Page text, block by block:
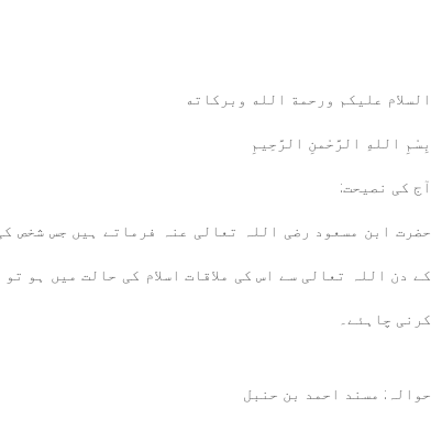
السلام عليكم ورحمة الله وبركاته
بِسْمِ اللهِ الرَّحْمنِ الرَّحِيمِ
آج کی نصیحت:
حضرت ابن مسعود رضی اللہ تعالی عنہ فرماتے ہیں جس شخص
کے دن اللہ تعالی سے اس کی ملاقات اسلام کی حالت میں ہو
کرنی چاہئے۔
حوالہ: مسند احمد بن حنبل